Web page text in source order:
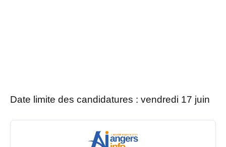
Date limite des candidatures : vendredi 17 juin